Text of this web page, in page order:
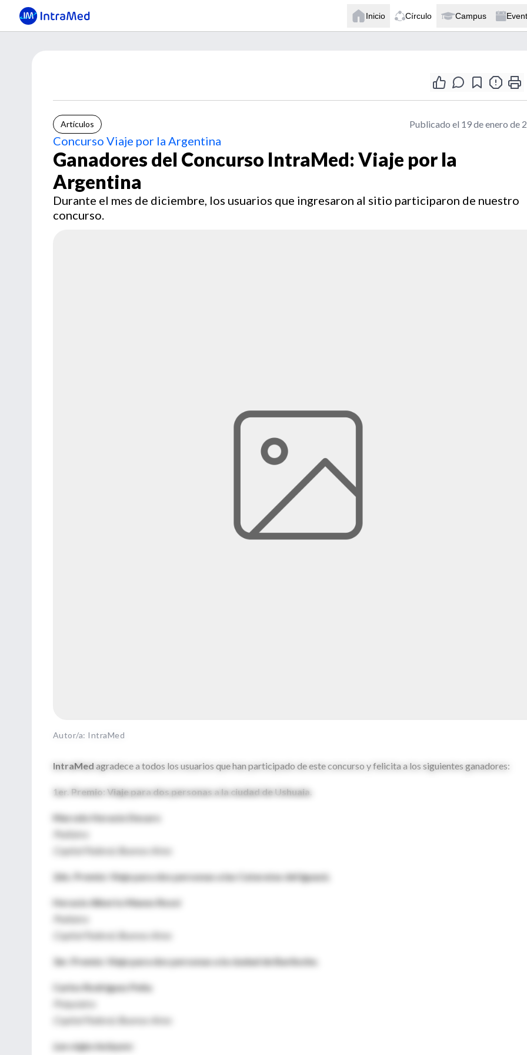
Inicio Círculo Campus
Artículos Publicado el 19 de enero de
Concurso Viaje por la Argentina
Ganadores del Concurso IntraMed: Viaje por la
Argentina
Durante el mes de diciembre, los usuarios que ingresaron al sitio participaron de nuestro
concurso.
Autor/a: IntraMed
IntraMed agradece a todos los usuarios que han participado de este concurso y felicita a los siguientes ganadores:
1er. Premio: Viaje para dos personas a la ciudad de Ushuaia.
Marcelo Horacio Decaro
Pediatra
Capital Federal, Buenos Aires
2do. Premio: Viaje para dos personas a las Cataratas del Iguazú.
Horacio Alberto Manes Rossi
Pediatra
Capital Federal, Buenos Aires
3er. Premio: Viaje para dos personas a la ciudad de Bariloche.
Carlos Rodriguez Peña
Psiquiatra
Capital Federal, Buenos Aires
Los viajes incluyen: